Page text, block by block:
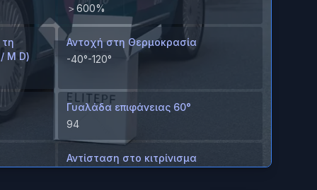
＞600%
M D)
Αντοχή στη Θερμοκρασία
-40°-120°
Γυαλάδα επιφάνειας 60°
94
Αντίσταση στο κιτρίνισμα